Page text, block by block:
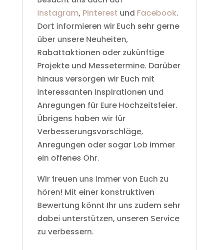
Instagram, Pinterest und Facebook.
Dort informieren wir Euch sehr gerne
über unsere Neuheiten,
Rabattaktionen oder zukünftige
Projekte und Messetermine. Darüber
hinaus versorgen wir Euch mit
interessanten Inspirationen und
Anregungen für Eure Hochzeitsfeier.
Übrigens haben wir für
Verbesserungsvorschläge,
Anregungen oder sogar Lob immer
ein offenes Ohr.
Wir freuen uns immer von Euch zu
hören! Mit einer konstruktiven
Bewertung könnt Ihr uns zudem sehr
dabei unterstützen, unseren Service
zu verbessern.